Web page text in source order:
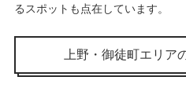
るスポットも点在しています。
上野・御徒町エリア